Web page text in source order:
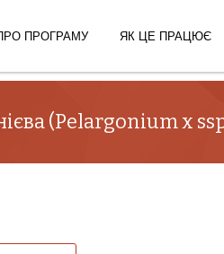
ПРОГРАМУ ЯК ЦЕ ПРАЦЮЄ
(Pelargonium x